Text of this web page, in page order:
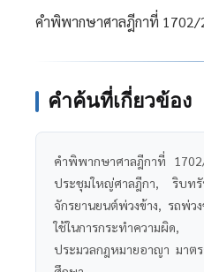
คำพิพากษาศาลฎีกาที่
คำค้นที่เกี่ยวข้อง
คำพิพากษาศาลฎีกาที่
ประชุมใหญ่ศาลฎีกา, ริบท
จักรยานยนต์พ่วงข้าง, รถพ่
ใช้ในการกระทำความผิด,
ประมวลกฎหมายอาญา มาต